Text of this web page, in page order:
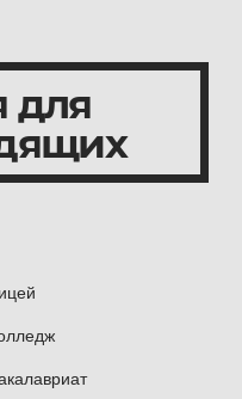
для